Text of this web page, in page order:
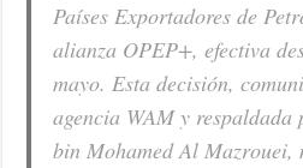
Países Exportadores de
alianza OPEP+, efectiva
mayo. Esta decisión,
agencia WAM y
bin Mohamed Al Mazrouei,